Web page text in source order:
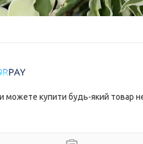
можете купити будь-який товар